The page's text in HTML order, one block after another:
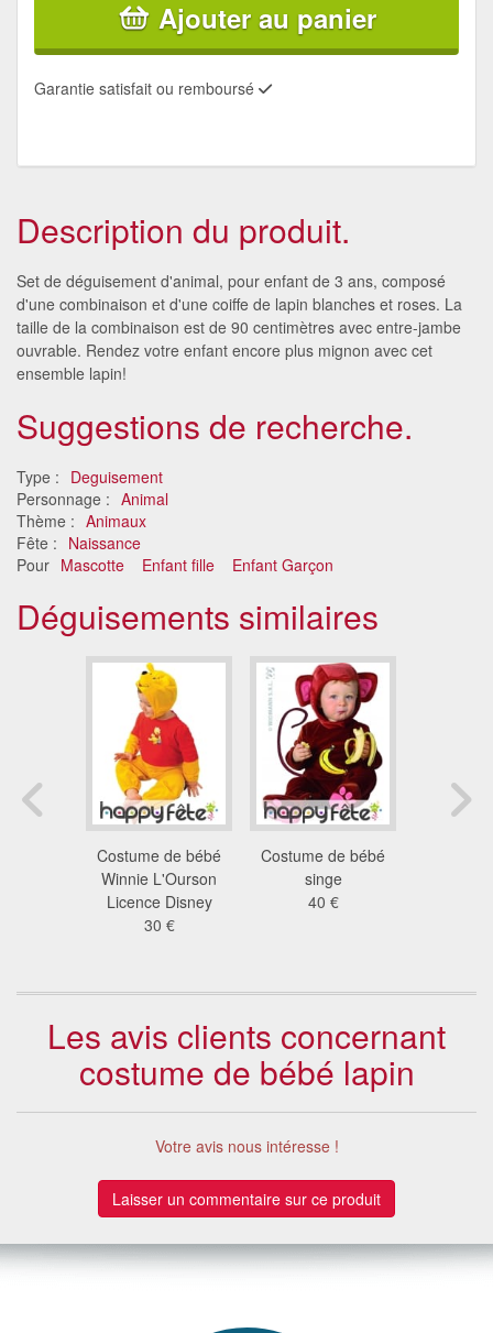
Ajouter au panier
Garantie satisfait ou remboursé
Description du produit.
Set de déguisement d'animal, pour enfant de 3 ans, composé
d'une combinaison et d'une coiffe de lapin blanches et roses. La
taille de la combinaison est de 90 centimètres avec entre-jambe
ouvrable. Rendez votre enfant encore plus mignon avec cet
ensemble lapin!
Suggestions de recherche.
Type : Deguisement
Personnage : Animal
Thème : Animaux
Fête : Naissance
Pour Mascotte Enfant fille Enfant Garçon
Déguisements similaires
Costume de bébé
Winnie L'Ourson
Licence Disney
30 €
Costume de bébé
singe
40 €
Les avis clients concernant
costume de bébé lapin
Votre avis nous intéresse !
Laisser un commentaire sur ce produit